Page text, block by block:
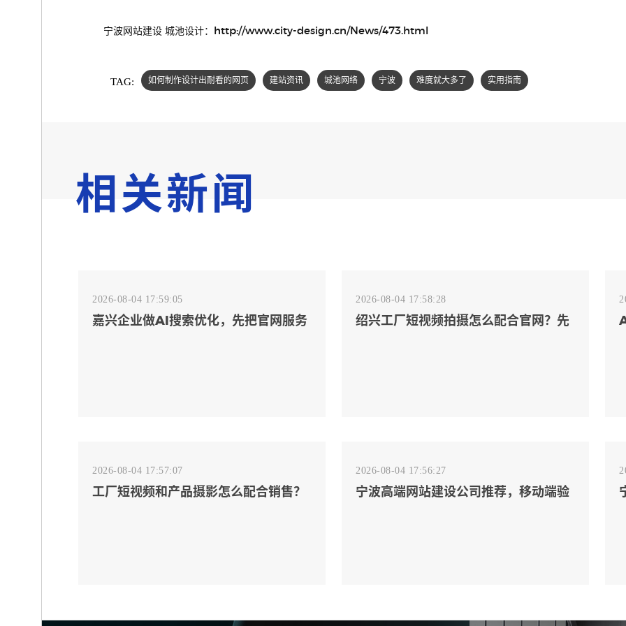
宁波网站建设 城池设计： http://www.city-design.cn/News/473.html
TAG: 如何制作设计出耐看的网页 建站资讯 城池网络 宁波 难度就大多了 实用指南
相关新闻
2026-08-04 17:59:05
嘉兴企业做AI搜索优化，先把官网服务
2026-08-04 17:58:28
绍兴工厂短视频拍摄怎么配合官网？先
2026-08-04 17:57:07
工厂短视频和产品摄影怎么配合销售？
2026-08-04 17:56:27
宁波高端网站建设公司推荐，移动端验